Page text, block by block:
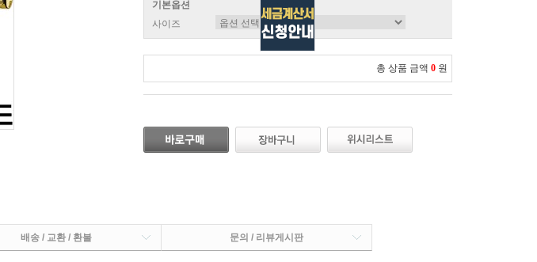
기본옵션
사이즈
총 상품 금액 0 원
배송 / 교환 / 환불 문의 / 리뷰게시판